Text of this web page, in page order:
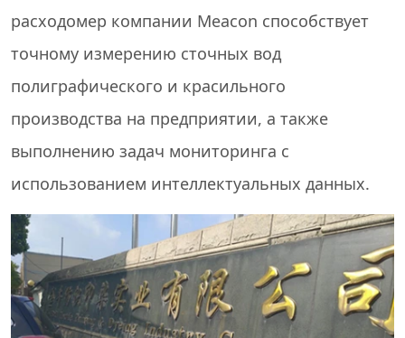
расходомер компании Meacon способствует
точному измерению сточных вод
полиграфического и красильного
производства на предприятии, а также
выполнению задач мониторинга с
использованием интеллектуальных данных.